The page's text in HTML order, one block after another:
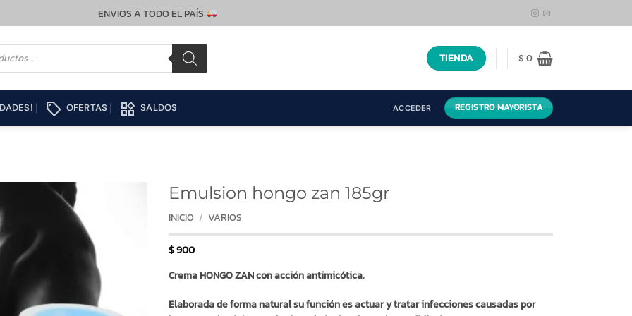
ENVIOS A TODO EL PAÍS
TIENDA $ 0
local_offer OFERTAS widgets SALDOS ACCEDER REGISTRO MAYORISTA
Emulsion hongo zan 185gr
INICIO / VARIOS
$900
Crema HONGO ZAN con acción antimicótica.
Elaborada de forma natural su función es actuar y tratar infecciones causadas por